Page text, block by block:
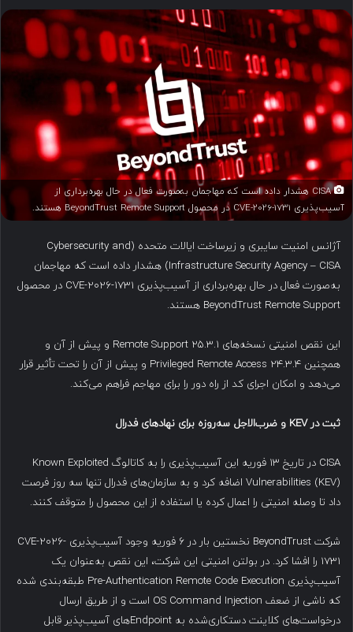
ا
ی
م
ی
ل
CISA هشدار داده است که مهاجمان به‌صورت فعال در حال بهره‌برداری از
آسیب‌پذیری CVE-2026-1731 در محصول BeyondTrust Remote Support هستند.
آژانس امنیت سایبری و زیرساخت ایالات متحده (Cybersecurity and
Infrastructure Security Agency – CISA) هشدار داده است که مهاجمان
به‌صورت فعال در حال بهره‌برداری از آسیب‌پذیری CVE-2026-1731 در محصول
BeyondTrust Remote Support هستند.
این نقص امنیتی نسخه‌های Remote Support 25.3.1 و پیش از آن و
همچنین Privileged Remote Access 24.3.4 و پیش از آن را تحت تأثیر قرار
می‌دهد و امکان اجرای کد از راه دور را برای مهاجم فراهم می‌کند.
ثبت درKEV و ضرب‌الاجل سه‌روزه برای نهادهای فدرال
CISA در تاریخ ۱۳ فوریه این آسیب‌پذیری را به کاتالوگ Known Exploited
Vulnerabilities (KEV) اضافه کرد و به سازمان‌های فدرال تنها سه روز فرصت
داد تا وصله امنیتی را اعمال کرده یا استفاده از این محصول را متوقف کنند.
شرکت BeyondTrust نخستین بار در ۶ فوریه وجود آسیب‌پذیری CVE-2026-
1731 را افشا کرد. در بولتن امنیتی این شرکت، این نقص به‌عنوان یک
آسیب‌پذیری Pre-Authentication Remote Code Execution طبقه‌بندی شده
که ناشی از ضعف OS Command Injection است و از طریق ارسال
درخواست‌های کلاینت دستکاری‌شده به Endpointهای آسیب‌پذیر قابل